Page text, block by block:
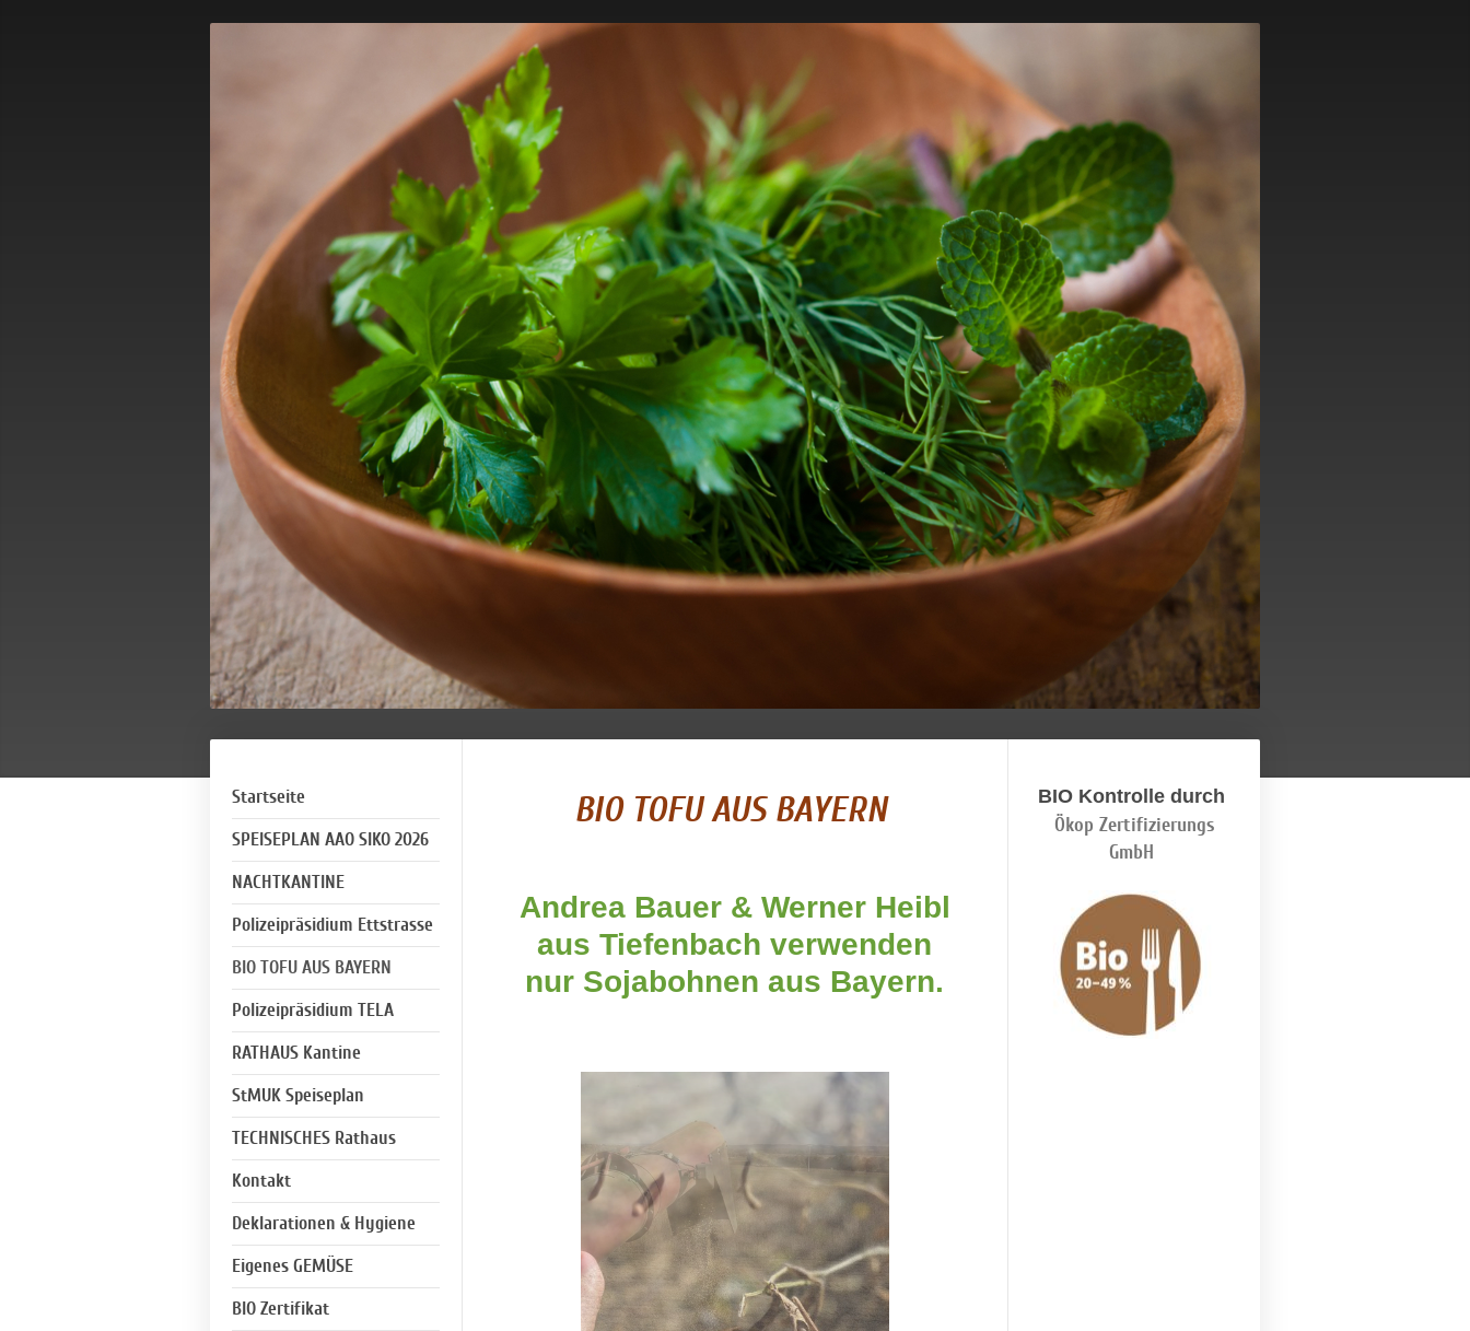
Startseite
SPEISEPLAN AAO SIKO 2026
NACHTKANTINE
Polizeipräsidium Ettstrasse
BIO TOFU AUS BAYERN
Polizeipräsidium TELA
RATHAUS Kantine
StMUK Speiseplan
TECHNISCHES Rathaus
Kontakt
Deklarationen & Hygiene
Eigenes GEMÜSE
BIO Zertifikat
BIO TOFU AUS BAYERN
Andrea Bauer & Werner Heibl
aus Tiefenbachverwenden
nur Sojabohnen aus Bayern.
BIO Kontrolle durch
Ökop Zertifizierungs
GmbH